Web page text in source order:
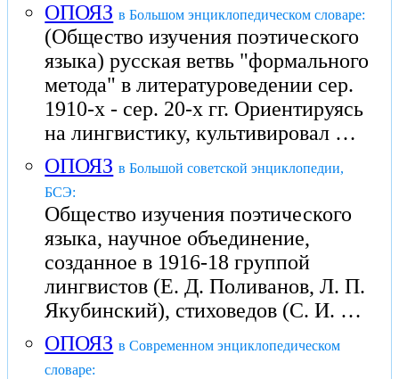
ОПОЯЗ в Большом энциклопедическом словаре:
(Общество изучения поэтического
языка) русская ветвь "формального
метода" в литературоведении сер.
1910-х - сер. 20-х гг. Ориентируясь
на лингвистику, культивировал …
ОПОЯЗ в Большой советской энциклопедии,
БСЭ:
Общество изучения поэтического
языка, научное объединение,
созданное в 1916-18 группой
лингвистов (Е. Д. Поливанов, Л. П.
Якубинский), стиховедов (С. И. …
ОПОЯЗ в Современном энциклопедическом
словаре: